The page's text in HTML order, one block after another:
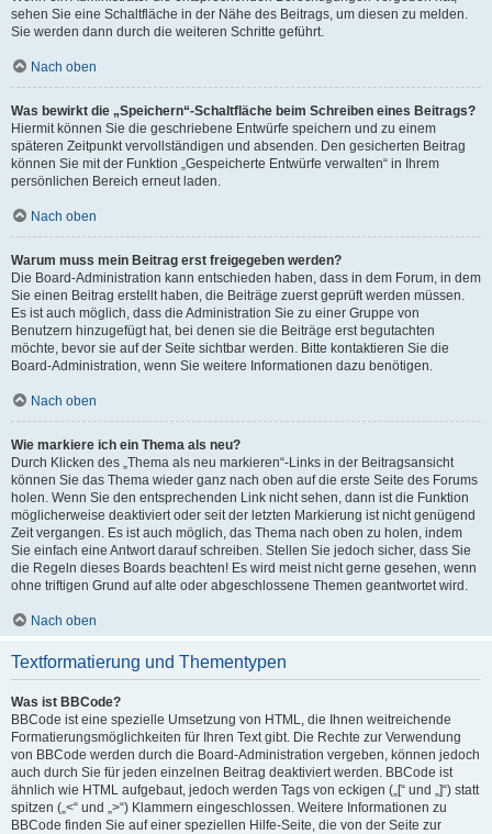
sehen Sie eine Schaltfläche in der Nähe des Beitrags, um diesen zu melden.
Sie werden dann durch die weiteren Schritte geführt.
Nach oben
Was bewirkt die „Speichern“-Schaltfläche beim Schreiben eines Beitrags?
Hiermit können Sie die geschriebene Entwürfe speichern und zu einem
späteren Zeitpunkt vervollständigen und absenden. Den gesicherten Beitrag
können Sie mit der Funktion „Gespeicherte Entwürfe verwalten“ in Ihrem
persönlichen Bereich erneut laden.
Nach oben
Warum muss mein Beitrag erst freigegeben werden?
Die Board-Administration kann entschieden haben, dass in dem Forum, in dem
Sie einen Beitrag erstellt haben, die Beiträge zuerst geprüft werden müssen.
Es ist auch möglich, dass die Administration Sie zu einer Gruppe von
Benutzern hinzugefügt hat, bei denen sie die Beiträge erst begutachten
möchte, bevor sie auf der Seite sichtbar werden. Bitte kontaktieren Sie die
Board-Administration, wenn Sie weitere Informationen dazu benötigen.
Nach oben
Wie markiere ich ein Thema als neu?
Durch Klicken des „Thema als neu markieren“-Links in der Beitragsansicht
können Sie das Thema wieder ganz nach oben auf die erste Seite des Forums
holen. Wenn Sie den entsprechenden Link nicht sehen, dann ist die Funktion
möglicherweise deaktiviert oder seit der letzten Markierung ist nicht genügend
Zeit vergangen. Es ist auch möglich, das Thema nach oben zu holen, indem
Sie einfach eine Antwort darauf schreiben. Stellen Sie jedoch sicher, dass Sie
die Regeln dieses Boards beachten! Es wird meist nicht gerne gesehen, wenn
ohne triftigen Grund auf alte oder abgeschlossene Themen geantwortet wird.
Nach oben
Textformatierung und Thementypen
Was ist BBCode?
BBCode ist eine spezielle Umsetzung von HTML, die Ihnen weitreichende
Formatierungsmöglichkeiten für Ihren Text gibt. Die Rechte zur Verwendung
von BBCode werden durch die Board-Administration vergeben, können jedoch
auch durch Sie für jeden einzelnen Beitrag deaktiviert werden. BBCode ist
ähnlich wie HTML aufgebaut, jedoch werden Tags von eckigen („[“ und „]“) statt
spitzen („<“ und „>“) Klammern eingeschlossen. Weitere Informationen zu
BBCode finden Sie auf einer speziellen Hilfe-Seite, die von der Seite zur